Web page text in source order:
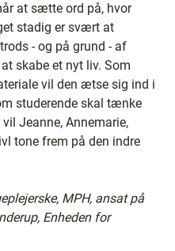
at sætte ord på, hvor
stadig er svært at
- og på grund - af
skabe et nyt liv. Som
vil den ætse sig ind i
studerende skal tænke
Jeanne, Annemarie,
tone frem på den indre
MPH, ansat på
Enheden for